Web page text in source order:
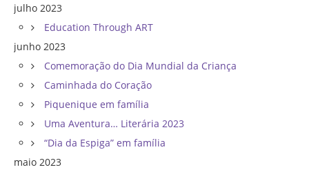
julho 2023
Education Through ART
junho 2023
Comemoração do Dia Mundial da Criança
Caminhada do Coração
Piquenique em família
Uma Aventura… Literária 2023
“Dia da Espiga” em família
maio 2023